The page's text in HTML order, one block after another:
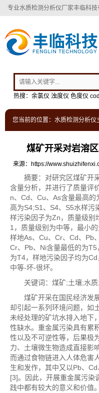
专业水质检测分析仪厂家丰临科技
热搜：余氯仪 浊度仪 色度仪
您当前的位置： 水质检测分析仪
煤矿开采对岩溶
来源：https://
摘要：对研究区煤矿开采
含量分析，并进行了质量评
n、Cd、Cu、As含量最高
高为S4;S1、S4、S5水样污
样污染因子为Zn，质量级别
1，质量级别为中等，最小
样地As、Cu、Cr、Cd、Pb
Cr、Pb、Ni含量最低的为
为T4，样地污染因子均为
中等-坏-很坏。
关键词：煤矿;土壤;水质
煤矿开采在国民经济发展
却引起一系列环境问题，如
未经处理的矿坑水排入地下
性缺水。重金属污染具有累
性以及不可逆性等，后果极
力、土壤微生物造成直接影
而通过食物链进入人体危害
生和发作，其中又以Pb、
[3]。因此，开展重金属污染
践中都有较大的意义和价值